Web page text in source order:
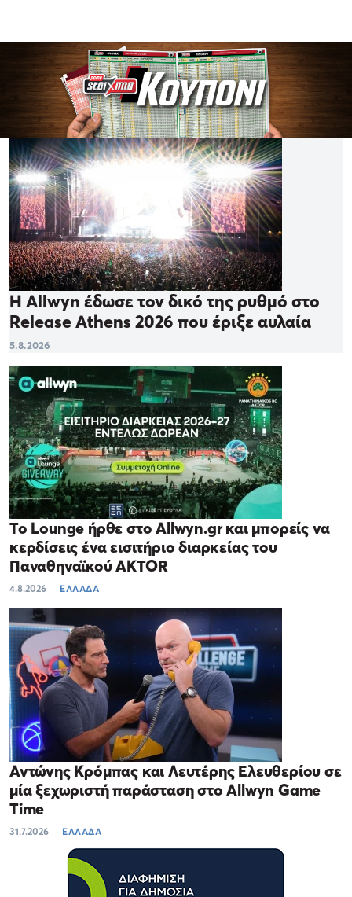
Η Allwyn έδωσε τον δικό της ρυθμό στο
Release Athens 2026 που έριξε αυλαία
5.8.2026
Το Lounge ήρθε στο Allwyn.gr και μπορείς να
κερδίσεις ένα εισιτήριο διαρκείας του
Παναθηναϊκού AKTOR
4.8.2026 ΕΛΛΑΔΑ
Αντώνης Κρόμπας και Λευτέρης Ελευθερίου σε
μία ξεχωριστή παράσταση στο Allwyn Game
Time
31.7.2026 ΕΛΛΑΔΑ